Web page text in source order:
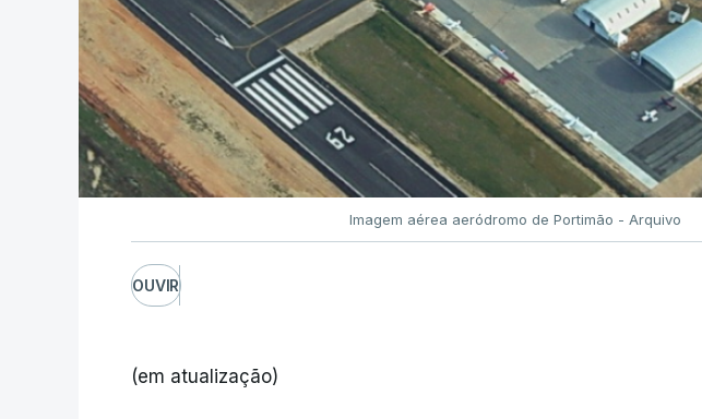
Imagem aérea aeródromo de Portimão - Arquivo
OUVIR
(em atualização)